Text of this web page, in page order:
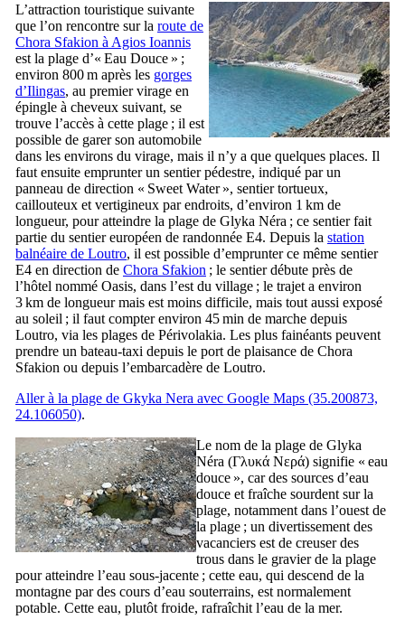
L’attraction touristique suivante
que l’on rencontre sur la route de
Chora Sfakion à Agios Ioannis
est la plage d’« Eau Douce » ;
environ 800 m après les gorges
d’Ilingas, au premier virage en
épingle à cheveux suivant, se
trouve l’accès à cette plage ; il est
possible de garer son automobile
dans les environs du virage, mais il n’y a que quelques places. Il
faut ensuite emprunter un sentier pédestre, indiqué par un
panneau de direction « Sweet Water», sentier tortueux,
caillouteux et vertigineux par endroits, d’environ 1 km de
longueur, pour atteindre la plage de Glyka Néra ; ce sentier fait
partie du sentier européen de randonnée E4. Depuis la station
balnéaire de Loutro, il est possible d’emprunter ce même sentier
E4 en direction de Chora Sfakion ; le sentier débute près de
l’hôtel nommé Oasis, dans l’est du village ; le trajet a environ
3 km de longueur mais est moins difficile, mais tout aussi exposé
au soleil ; il faut compter environ 45 min de marche depuis
Loutro, via les plages de Périvolakia. Les plus fainéants peuvent
prendre un bateau-taxi depuis le port de plaisance de Chora
Sfakion ou depuis l’embarcadère de Loutro.
Aller à la plage de Gkyka Nera avec Google Maps (35.200873,
24.106050).
Le nom de la plage de Glyka
Néra (Γλυκά Νερά) signifie « eau
douce », car des sources d’eau
douce et fraîche sourdent sur la
plage, notamment dans l’ouest de
la plage ; un divertissement des
vacanciers est de creuser des
trous dans le gravier de la plage
pour atteindre l’eau sous-jacente ; cette eau, qui descend de la
montagne par des cours d’eau souterrains, est normalement
potable. Cette eau, plutôt froide, rafraîchit l’eau de la mer.